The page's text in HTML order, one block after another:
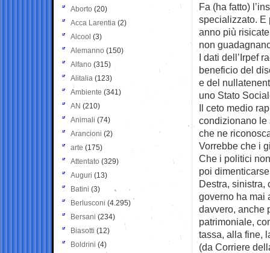
Fa (ha fatto)
specializzato. E
anno più
non
I dati dell’Irpef
beneficio del
e del
uno Stato
Il ceto medio
condizionano le
che ne
Vorrebbe che i
Che i politici
poi
Destra, sinistra,
governo ha mai
davvero, anche
patrimoniale,
tassa, alla fine,
(da Corriere
Aborto (20)
Acca Larentia (2)
Alcool (3)
Alemanno (150)
Alfano (315)
Alitalia (123)
Ambiente (341)
AN (210)
Animali (74)
Arancioni (2)
arte (175)
Attentato (329)
Auguri (13)
Batini (3)
Berlusconi (4.295)
Bersani (234)
Biasotti (12)
Boldrini (4)